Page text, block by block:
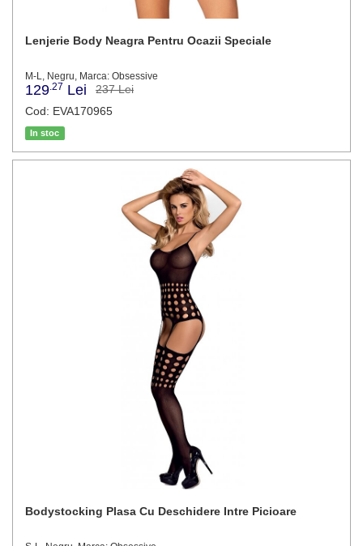
Lenjerie Body Neagra Pentru Ocazii Speciale
M-L, Negru, Marca: Obsessive
129 .27 Lei
237 Lei
Cod: EVA170965
In stoc
Bodystocking Plasa Cu Deschidere Intre Picioare